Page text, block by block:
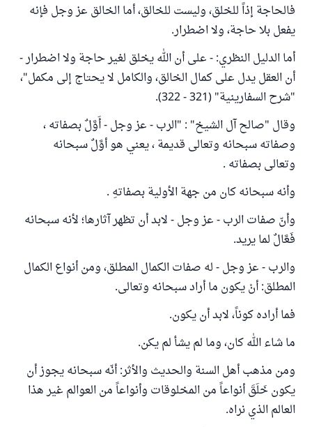
فالحاجة إذاً للخلق، وليست للخالق، أما الخالق عز وجل فإنه
يفعل بلا حاجة، ولا اضطرار.
أما الدليل النظري: - على أن الله يخلق لغير حاجة ولا اضطرار -
أن العقل يدل على كمال الخالق، والكامل لا يحتاج إلى مكمل"،
"شرح السفارينية" (321 - 322).
وقال "صالح آل الشيخ" : "الرب - عز وجل - أَوَّلٌ بصفاته ،
وصفاته سبحانه وتعالى قديمة ، يعني هو أوَّلٌ سبحانه
وتعالى بصفاته .
وأنه سبحانه كان من جهة الأولية بصفاتهِ .
وأنّ صفات الرب - عز وجل - لابد أن تظهر آثارها؛ لأنه سبحانه
فَعَّالٌ لما يريد.
والرب - عز وجل - له صفات الكمال المطلق، ومن أنواع الكمال
المطلق: أنْ يكون ما أراد سبحانه وتعالى.
فما أراده كوناً، لابد أن يكون.
ما شاء الله كان، وما لم يشأ لم يكن.
ومن مذهب أهل السنة والحديث والأثر: أنّه سبحانه يجوز أن
يكون خَلَقَ أنواعاً من المخلوقات وأنواعاً من العوالم غير هذا
العالم الذي نراه.